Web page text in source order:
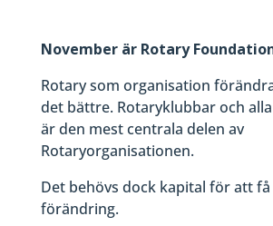
November är Rotary
Rotary som organisation
det bättre. Rotaryklubbar och
är den mest centrala delen av
Rotaryorganisationen.
Det behövs dock kapital för att
förändring.